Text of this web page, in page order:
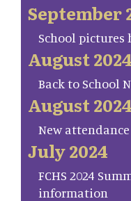
September
School pictures
August 2024
Back to School
August 2024
New
July 2024
FCHS 2024
information